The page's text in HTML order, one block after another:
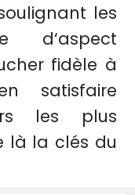
les
d‘aspect
fidèle à
satisfaire
les plus
là la clés du